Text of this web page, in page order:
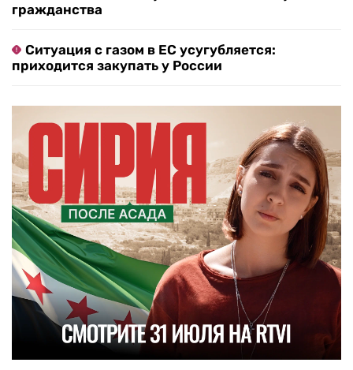
гражданства
Ситуация с газом в ЕС усугубляется:
приходится закупать у России